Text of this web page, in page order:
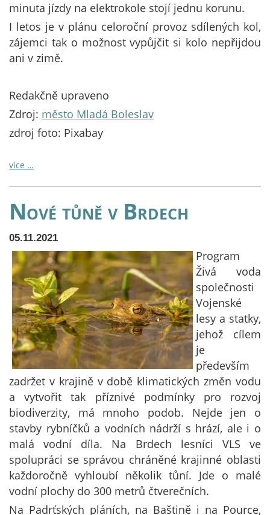
minuta jízdy na elektrokole stojí jednu korunu.
I letos je v plánu celoroční provoz sdílených kol,
zájemci tak o možnost vypůjčit si kolo nepřijdou
ani v zimě.
Redakčně upraveno
Zdroj: město Mladá Boleslav
zdroj foto: Pixabay
více …
Nové tůně v Brdech
05.11.2021
Program
Živá voda
společnosti
Vojenské
lesy a statky,
jehož cílem
je
především
zadržet v krajině v době klimatických změn vodu
a vytvořit tak příznivé podmínky pro rozvoj
biodiverzity, má mnoho podob. Nejde jen o
stavby rybníčků a vodních nádrží s hrází, ale i o
malá vodní díla. Na Brdech lesníci VLS ve
spolupráci se správou chráněné krajinné oblasti
každoročně vyhloubí několik tůní. Jde o malé
vodní plochy do 300 metrů čtverečních.
Na Padrťských pláních, na Baštině i na Pource,